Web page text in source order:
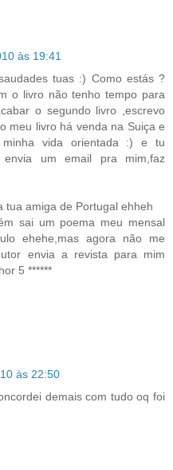
às 19:41
tuas :) Como estás ?
o livro não tenho tempo para
o segundo livro ,escrevo
meu livro há venda na Suiça e
vida orientada :) e tu
um email pra mim,faz
tua amiga de Portugal ehheh
sai um poema meu mensal
ehehe,mas agora não me
envia a revista para mim
5 ******
às 22:50
demais com tudo oq foi